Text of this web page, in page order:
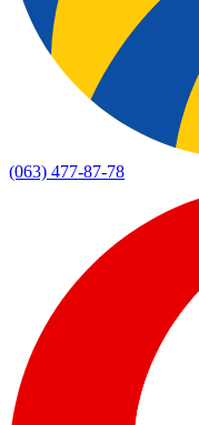
(063) 477-87-78